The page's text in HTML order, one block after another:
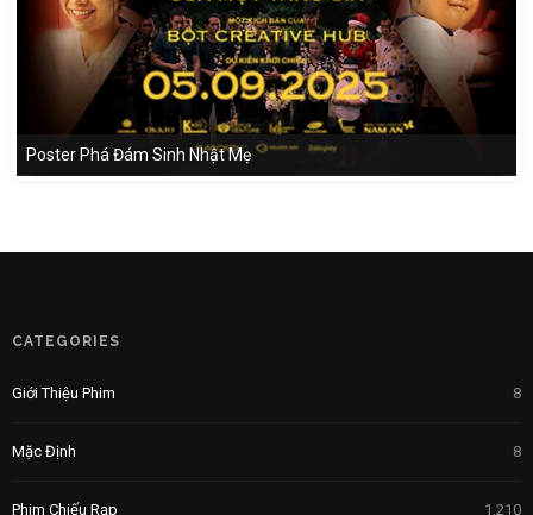
Poster Phá Đám Sinh Nhật Mẹ
CATEGORIES
Giới Thiệu Phim 8
Mặc Định 8
Phim Chiếu Rạp 1.210